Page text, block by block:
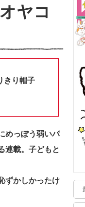
ヤコ
きり帽子
めっぽう弱いパ
載。 子どもと
ずかしかったけ